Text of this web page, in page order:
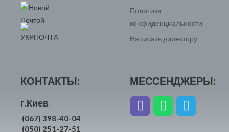
Политика
конфиденциальности
Написать директору
КОНТАКТЫ:
г.Киев
(067) 398-40-04
(050) 251-27-51
МЕССЕНДЖЕРЫ: